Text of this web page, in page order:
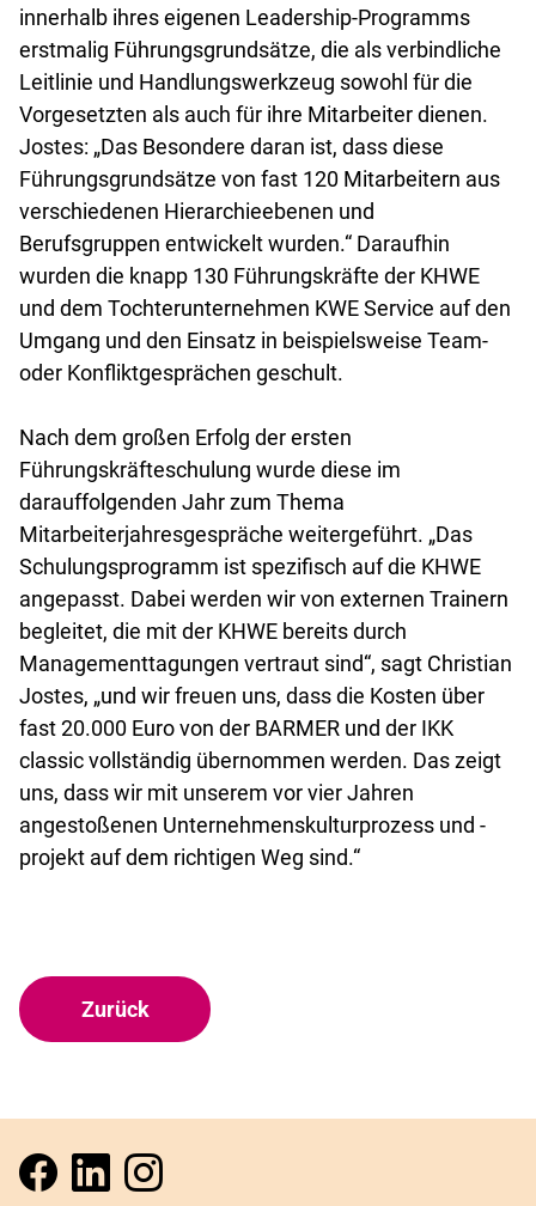
innerhalb ihres eigenen Leadership-Programms
erstmalig Führungsgrundsätze, die als verbindliche
Leitlinie und Handlungswerkzeug sowohl für die
Vorgesetzten als auch für ihre Mitarbeiter dienen.
Jostes: „Das Besondere daran ist, dass diese
Führungsgrundsätze von fast 120 Mitarbeitern aus
verschiedenen Hierarchieebenen und
Berufsgruppen entwickelt wurden.“ Daraufhin
wurden die knapp 130 Führungskräfte der KHWE
und dem Tochterunternehmen KWE Service auf den
Umgang und den Einsatz in beispielsweise Team-
oder Konfliktgesprächen geschult.
Nach dem großen Erfolg der ersten
Führungskräfteschulung wurde diese im
darauffolgenden Jahr zum Thema
Mitarbeiterjahresgespräche weitergeführt. „Das
Schulungsprogramm ist spezifisch auf die KHWE
angepasst. Dabei werden wir von externen Trainern
begleitet, die mit der KHWE bereits durch
Managementtagungen vertraut sind“, sagt Christian
Jostes, „und wir freuen uns, dass die Kosten über
fast 20.000 Euro von der BARMER und der IKK
classic vollständig übernommen werden. Das zeigt
uns, dass wir mit unserem vor vier Jahren
angestoßenen Unternehmenskulturprozess und -
projekt auf dem richtigen Weg sind.“
Zurück